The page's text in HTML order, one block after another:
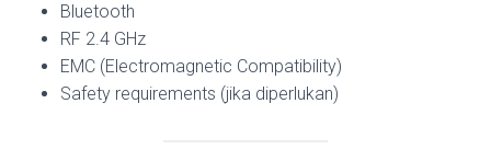
Bluetooth
RF 2.4 GHz
EMC (Electromagnetic Compatibility)
Safety requirements (jika diperlukan)